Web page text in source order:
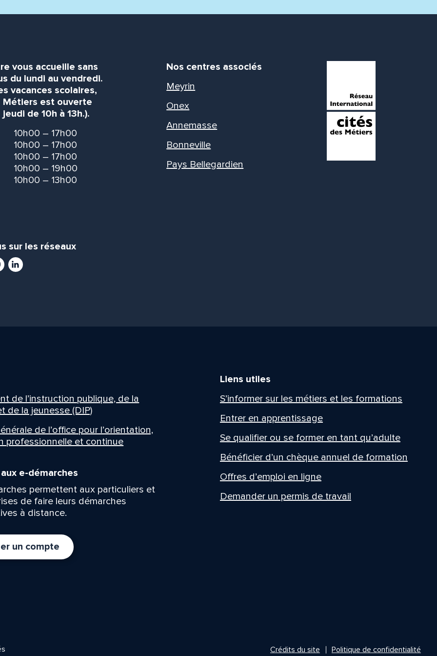
vous accueille sans
du lundi au vendredi.
vacances scolaires,
Métiers est ouverte
de 10h à 13h.).
10h00 – 17h00
10h00 – 17h00
10h00 – 17h00
10h00 – 19h00
10h00 – 13h00
sur les réseaux
LinkedIn
Nos centres associés
Meyrin
Onex
Annemasse
Bonneville
Pays Bellegardien
de l’instruction publique, de la
de la jeunesse (DIP)
de l’office pour l’orientation,
professionnelle et continue
e-démarches
permettent aux particuliers et
de faire leurs démarches
à distance.
un compte
Liens utiles
S’informer sur les métiers et les formations
Entrer en apprentissage
Se qualifier ou se former en tant qu’adulte
Bénéficier d’un chèque annuel de formation
Offres d’emploi en ligne
Demander un permis de travail
Crédits du site Politique de confidentialité